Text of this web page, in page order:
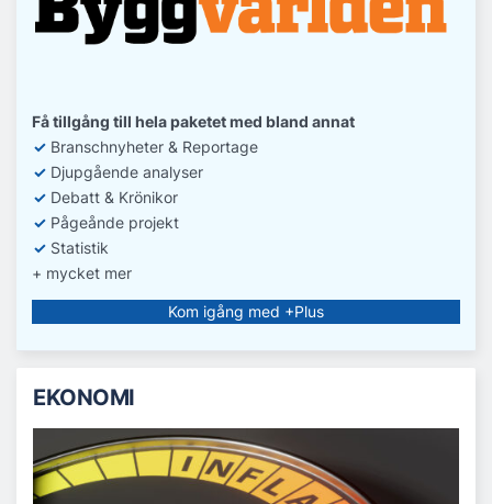
Få tillgång till hela paketet med bland annat
✓ Branschnyheter & Reportage
✓ Djupgående analyser
✓ Debatt & Krönikor
✓ Pågeånde projekt
✓ Statistik
+ mycket mer
Kom igång med +Plus
EKONOMI